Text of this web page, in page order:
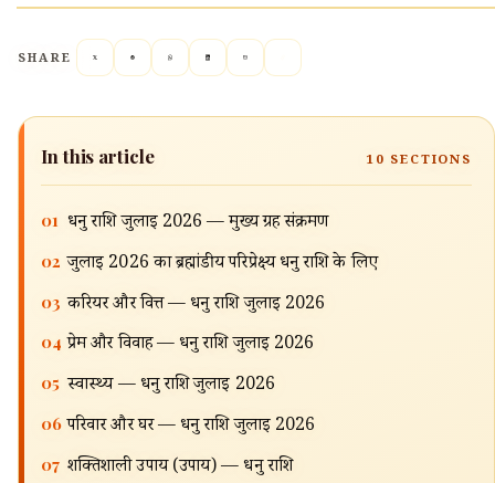
🔍
SHARE
In this article 10 SECTIONS
01 धनु राशि जुलाई 2026 — मुख्य ग्रह संक्रमण
02 जुलाई 2026 का ब्रह्मांडीय परिप्रेक्ष्य धनु राशि के लिए
03 करियर और वित्त — धनु राशि जुलाई 2026
04 प्रेम और विवाह — धनु राशि जुलाई 2026
05 स्वास्थ्य — धनु राशि जुलाई 2026
06 परिवार और घर — धनु राशि जुलाई 2026
07 शक्तिशाली उपाय (उपाय) — धनु राशि